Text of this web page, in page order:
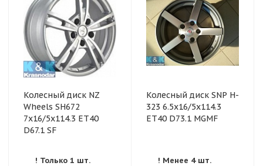
Колесный диск NZ
Wheels SH672
7x16/5x114.3 ET40
D67.1 SF
! Только 1 шт.
Колесный диск SNP H-
323 6.5x16/5x114.3
ET40 D73.1 MGMF
! Менее 4 шт.